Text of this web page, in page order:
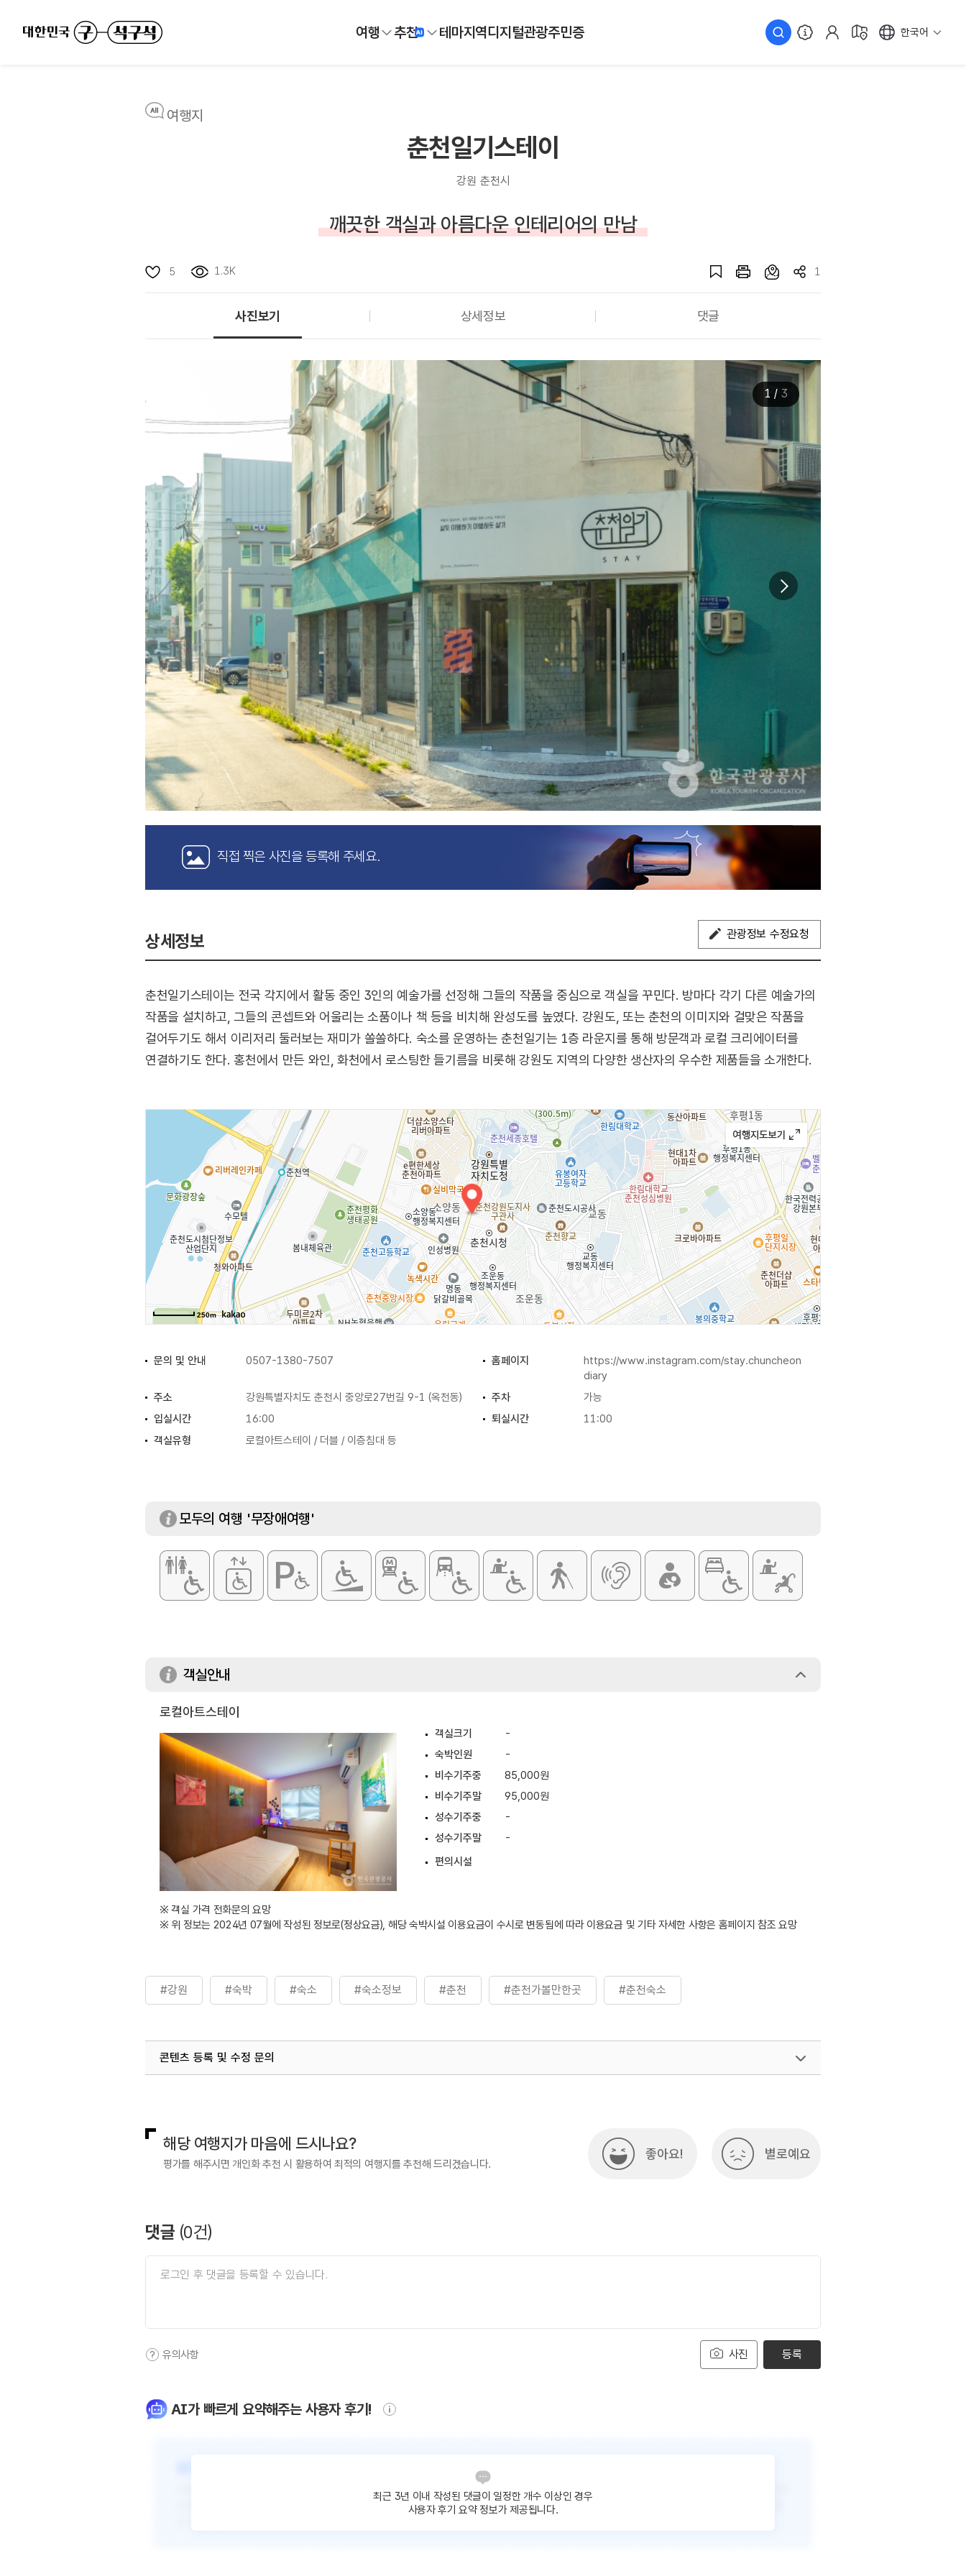
여행 추천 테마지역디지털관광주민증 한국어
여행지
춘천일기스테이
강원 춘천시
깨끗한 객실과 아름다운 인테리어의 만남
5 1.3K 1
사진보기 상세정보 댓글
1 / 3
직접 찍은 사진을 등록해 주세요.
상세정보 관광정보 수정요청
춘천일기스테이는 전국 각지에서 활동 중인 3인의 예술가를 선정해 그들의 작품을 중심으로 객실을 꾸민다. 방마다 각기 다른 예술가의
작품을 설치하고, 그들의 콘셉트와 어울리는 소품이나 책 등을 비치해 완성도를 높였다. 강원도, 또는 춘천의 이미지와 걸맞은 작품을
걸어두기도 해서 이리저리 둘러보는 재미가 쏠쏠하다. 숙소를 운영하는 춘천일기는 1층 라운지를 통해 방문객과 로컬 크리에이터를
연결하기도 한다. 홍천에서 만든 와인, 화천에서 로스팅한 들기름을 비롯해 강원도 지역의 다양한 생산자의 우수한 제품들을 소개한다.
250m
문의 및 안내 0507-1380-7507 홈페이지
https://www.instagram.com/stay.chuncheon
diary
주소
강원특별자치도 춘천시 중앙로27번길 9-1 (옥천동) 주차
가능
입실시간
16:00 퇴실시간
11:00
객실유형
로컬아트스테이 / 더블 / 이층침대 등
모두의 여행 '무장애여행'
객실안내
로컬아트스테이
객실크기
-
숙박인원
-
비수기주중
85,000원
비수기주말
95,000원
성수기주중
-
성수기주말
-
편의시설
※ 객실 가격 전화문의 요망
※ 위 정보는 2024년 07월에 작성된 정보로(정상요금), 해당 숙박시설 이용요금이 수시로 변동됨에 따라 이용요금 및 기타 자세한 사항은 홈페이지 참조 요망
#강원 #숙박 #숙소 #숙소정보 #춘천 #춘천가볼만한곳 #춘천숙소
콘텐츠 등록 및 수정 문의
해당 여행지가 마음에 드시나요?
평가를 해주시면 개인화 추천 시 활용하여 최적의 여행지를 추천해 드리겠습니다.
좋아요! 별로예요
댓글 (0건)
사진
유의사항 등록
AI가 빠르게 요약해주는 사용자 후기!
최근 3년 이내 작성된 댓글이 일정한 개수 이상인 경우
사용자 후기 요약 정보가 제공됩니다.